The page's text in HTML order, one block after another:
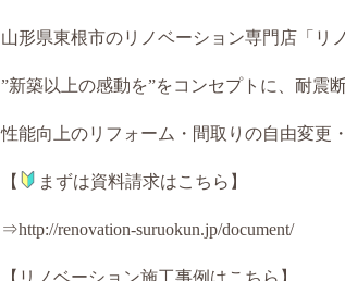
山形県東根市のリノベーション専門店「リ
”新築以上の感動を”をコンセプトに、耐震
性能向上のリフォーム・間取りの自由変更
【 まずは資料請求はこちら】
⇒http://renovation-suruokun.jp/document/
【リノベーション施工事例はこちら】